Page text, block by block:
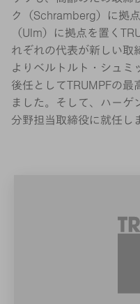
ク（Schramberg）に拠
（Ulm）に拠点を置く
れぞれの代表が新しい取
よりベルトルト・シュミ
後任としてTRUMPFの最
ました。そして、ハーゲ
分野担当取締役に就任し